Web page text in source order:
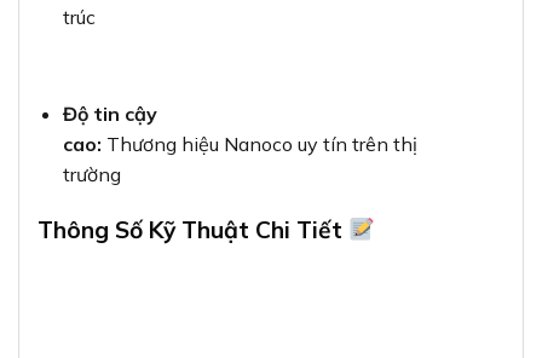
trúc
Độ tin cậy
cao: Thương hiệu Nanoco uy tín trên thị
trường
Thông Số Kỹ Thuật Chi Tiết